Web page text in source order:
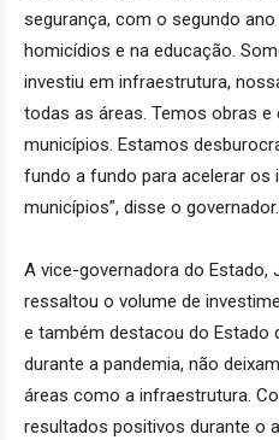
segurança, com o segundo
homicídios e na educação.
investiu em infraestrutura,
todas as áreas. Temos obras
municípios. Estamos
fundo a fundo para acelerar os
municípios”, disse o governador.
A vice-governadora do Estado,
ressaltou o volume de
e também destacou do Estado
durante a pandemia, não
áreas como a infraestrutura.
resultados positivos durante o